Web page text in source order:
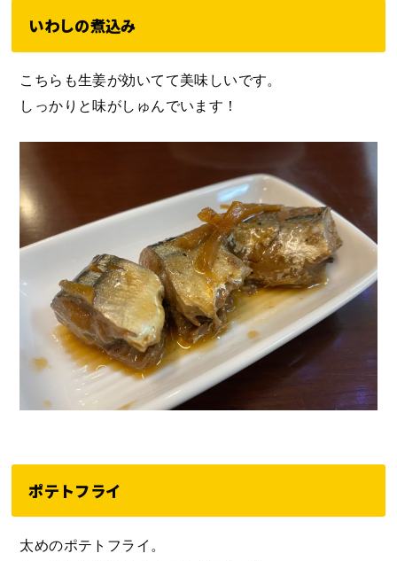
いわしの煮込み
こちらも生姜が効いてて美味しいです。
しっかりと味がしゅんでいます！
ポテトフライ
太めのポテトフライ。